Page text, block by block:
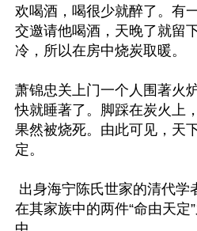
欢喝酒，喝很少就醉了。有
交邀请他喝酒，天晚了就留
冷，所以在房中烧炭取暖。
萧锦忠关上门一个人围著火
快就睡著了。脚踩在炭火上
果然被烧死。由此可见，天
定。
在其家族中的两件“命由天定